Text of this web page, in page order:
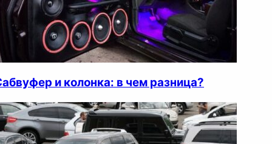
и колонка: в чем разница?